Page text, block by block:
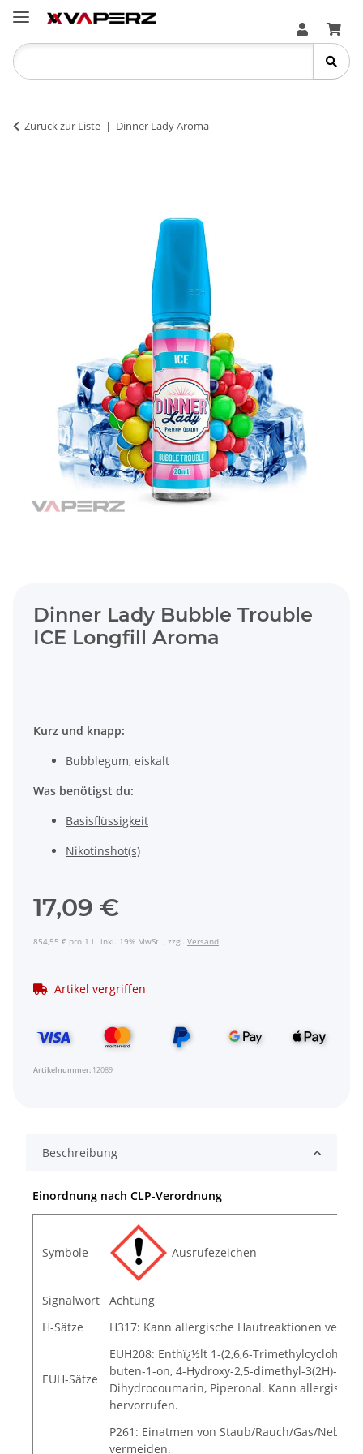
Zurück zur Liste Dinner Lady Aroma
Dinner Lady Bubble Trouble
ICE Longfill Aroma
Kurz und knapp:
Bubblegum, eiskalt
Was benötigst du:
Basisflüssigkeit
Nikotinshot(s)
17,09 €
854,55 € pro 1 l inkl. 19% MwSt. , zzgl. Versand
Artikel vergriffen
Artikelnummer: 12089
Beschreibung
Einordnung nach CLP-Verordnung
Symbole Ausrufezeichen
Signalwort
Achtung
H-Sätze
H317: Kann allergische Hautreaktionen
EUH-Sätze
EUH208: Enthï¿½lt 1-(2,6,6-
buten-1-on, 4-Hydroxy-2,5-dimethyl-3(2H)-
Dihydrocoumarin, Piperonal. Kann allergische
hervorrufen.
P261: Einatmen von Staub/Rauch/Gas/Nebel/
vermeiden.